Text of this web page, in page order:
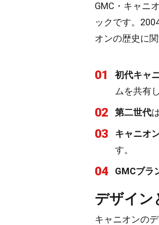
GMC・キャニ
ックです。
オンの歴史に
01 初代キャ
ムを共有
02 第二世代
03 キャニオ
す。
04 GMCブラ
デザイン
キャニオンの